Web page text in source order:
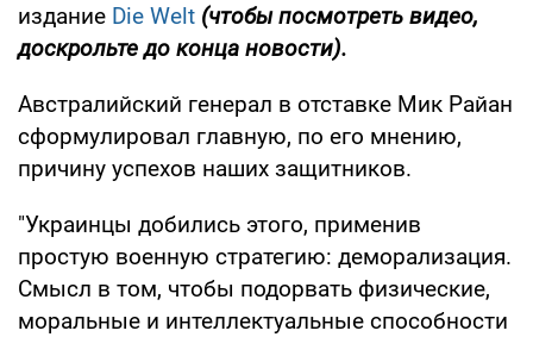
издание Die Welt (чтобы посмотреть видео,
доскрольте до конца новости).
Австралийский генерал в отставке Мик Райан
сформулировал главную, по его мнению,
причину успехов наших защитников.
"Украинцы добились этого, применив
простую военную стратегию: деморализация.
Смысл в том, чтобы подорвать физические,
моральные и интеллектуальные способности